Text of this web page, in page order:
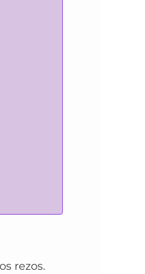
rezos.